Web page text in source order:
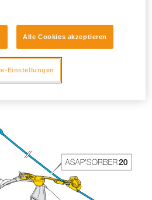
40 bietet der arbeitenden
der Positionierung im Vergleich
Alle Cookies akzeptieren
Einstellungen